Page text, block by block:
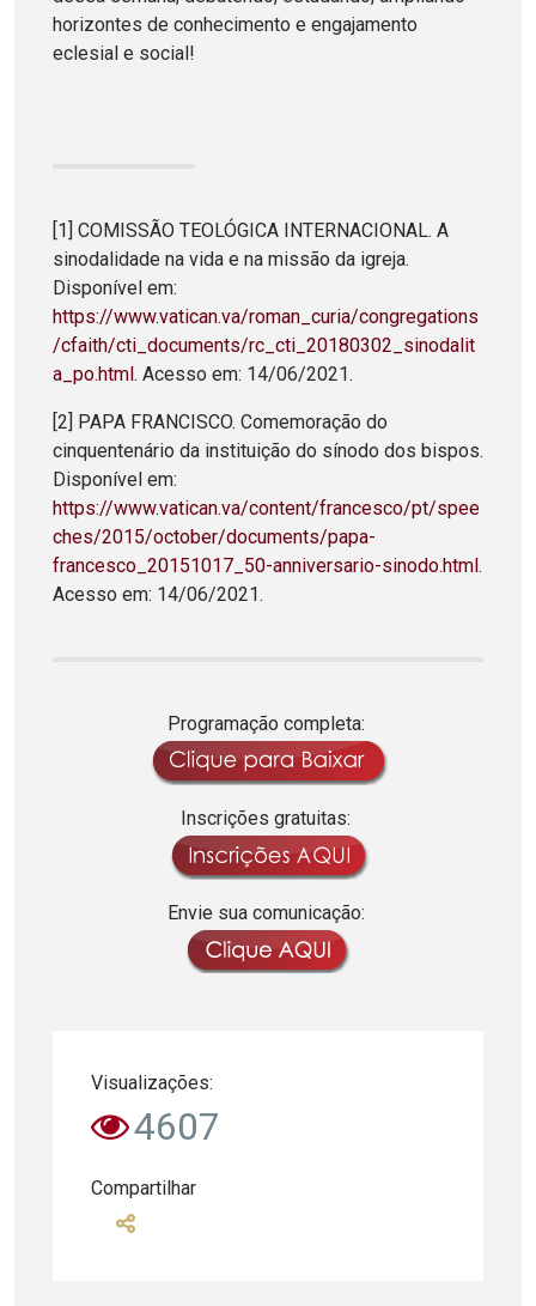
horizontes de conhecimento e engajamento
eclesial e social!
[1] COMISSÃO TEOLÓGICA INTERNACIONAL. A
sinodalidade na vida e na missão da igreja.
Disponível em:
https://www.vatican.va/roman_curia/congregations
/cfaith/cti_documents/rc_cti_20180302_sinodalit
a_po.html . Acesso em: 14/06/2021.
[2] PAPA FRANCISCO. Comemoração do
cinquentenário da instituição do sínodo dos bispos.
Disponível em:
https://www.vatican.va/content/francesco/pt/spee
ches/2015/october/documents/papa-
francesco_20151017_50-anniversario-sinodo.html .
Acesso em: 14/06/2021.
Programação completa:
Inscrições gratuitas:
Envie sua comunicação:
Visualizações:
4607
Compartilhar